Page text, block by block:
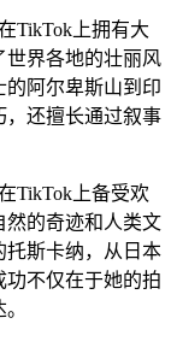
TikTok上拥有大
世界各地的壮丽风
阿尔卑斯山到印
，还擅长通过叙事
TikTok上备受欢
然的奇迹和人类文
托斯卡纳，从日本
不仅在于她的拍